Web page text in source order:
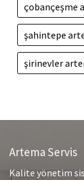
çobançeşme
şahintepe
şirinevler
Artema Servis
Kalite yönetim